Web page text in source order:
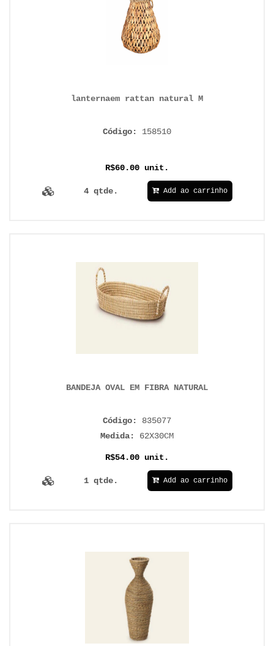
lanternaem rattan natural M
Código: 158510
R$60.00 unit.
4 qtde. Add ao carrinho
BANDEJA OVAL EM FIBRA NATURAL
Código: 835077
Medida: 62X30CM
R$54.00 unit.
1 qtde. Add ao carrinho